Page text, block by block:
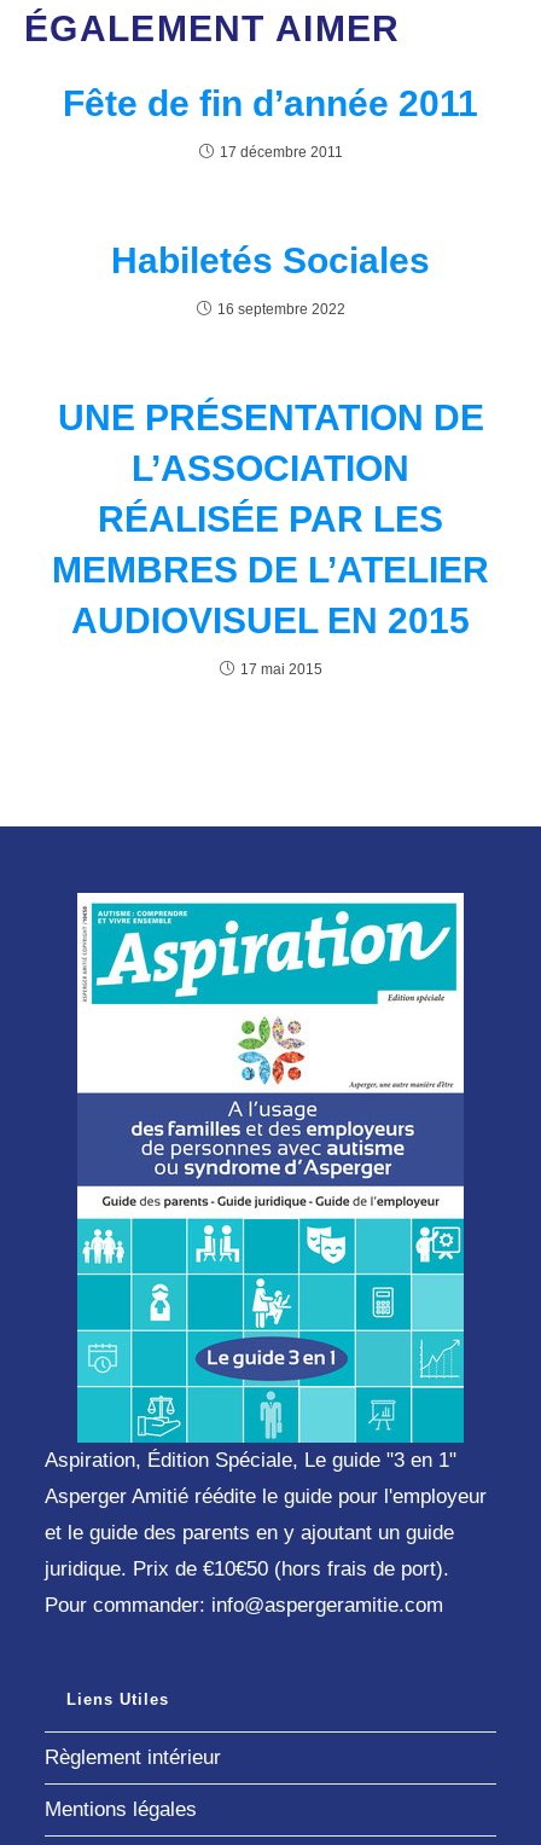
ÉGALEMENT AIMER
Fête de fin d’année 2011
17 décembre 2011
Habiletés Sociales
16 septembre 2022
UNE PRÉSENTATION DE
L’ASSOCIATION
RÉALISÉE PAR LES
MEMBRES DE L’ATELIER
AUDIOVISUEL EN 2015
17 mai 2015
Aspiration, Édition Spéciale, Le guide "3 en 1"
Asperger Amitié réédite le guide pour l'employeur
et le guide des parents en y ajoutant un guide
juridique. Prix de €10€50 (hors frais de port).
Pour commander: info@aspergeramitie.com
Liens Utiles
Règlement intérieur
Mentions légales